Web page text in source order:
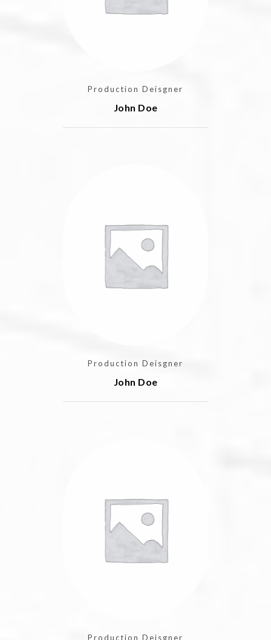
Production Deisgner
John Doe
Production Deisgner
John Doe
Production Deisgner